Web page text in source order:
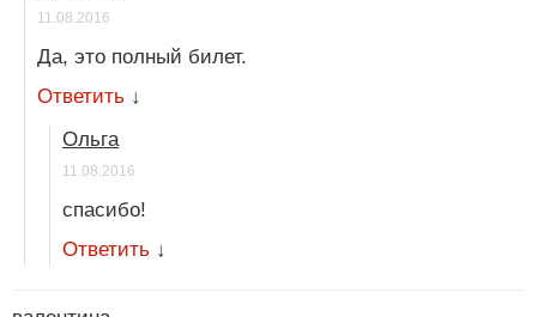
11.08.2016
Да, это полный билет.
Ответить ↓
Ольга
11.08.2016
спасибо!
Ответить ↓